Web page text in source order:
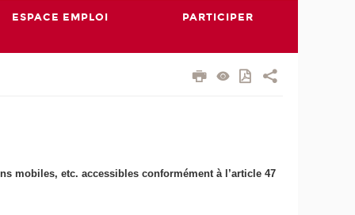
ESPACE EMPLOI PARTICIPER
mobiles, etc. accessibles conformément à l’article 47